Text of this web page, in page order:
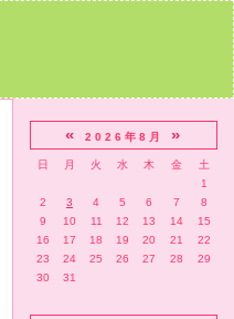
« 2026年8月 »
日 月 火 水 木 金
土
1
2
3 4 5 6 7
8
9
10 11 12 13 14
15
16
17 18 19 20 21
22
23
24 25 26 27 28
29
30
31